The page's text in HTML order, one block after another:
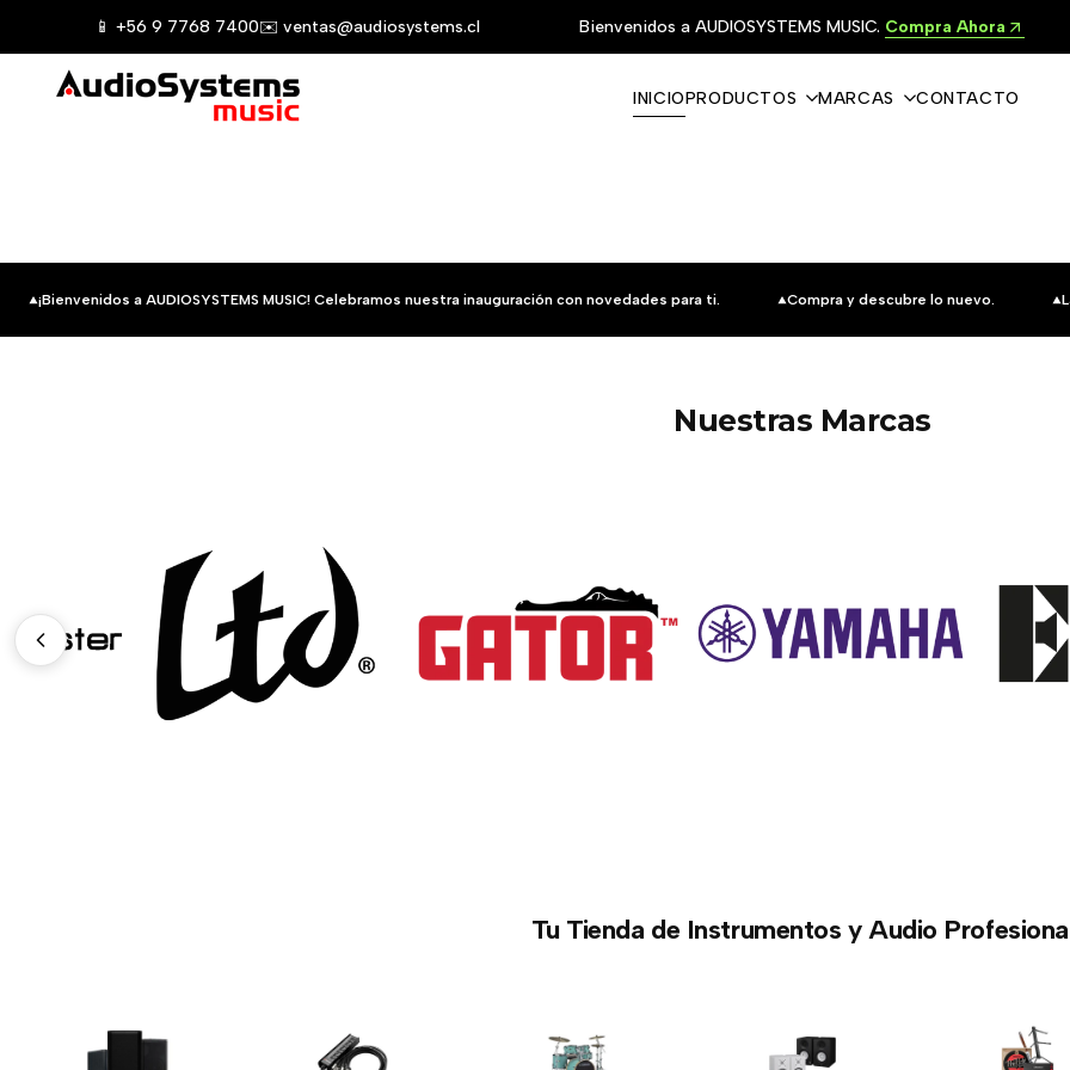
📱 +56 9 7768 7400✉️ ventas@audiosystems.cl Bienvenidos a AUDIOSYSTEMS MUSIC. Compra Ahora
INICIOPRODUCTOS MARCAS CONTACTO
¡Bienvenidos a AUDIOSYSTEMS MUSIC! Celebramos nuestra inauguración con novedades para ti. Compra y descubre lo nuevo.
Nuestras Marcas
Tu Tienda de Instrumentos y Audio